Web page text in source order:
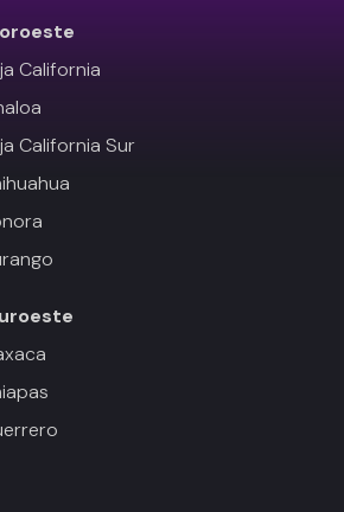
California
California Sur